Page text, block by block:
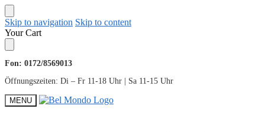
Skip to navigation Skip to content
Your Cart
Fon: 0172/8569013
Öffnungszeiten: Di – Fr 11-18 Uhr | Sa 11-15 Uhr
MENU